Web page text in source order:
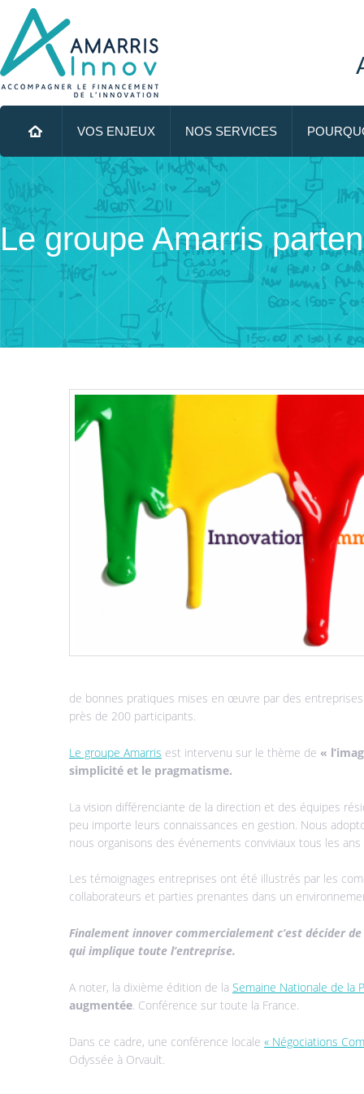
ALLER AU CONTENU PRINCIPAL
VOS ENJEUX NOS SERVICES
Le groupe Amarris
de France
de bonnes pratiques mises en œuvre par des
près de 200 participants.
Le groupe Amarris est intervenu sur le thème de «
simplicité et le pragmatisme.
La vision différenciante de la direction et des équipes
peu importe leurs connaissances en gestion. Nous
nous organisons des événements conviviaux tous les
Les témoignages entreprises ont été illustrés par les
collaborateurs et parties prenantes dans un
Finalement innover commercialement c’est décider
qui implique toute l’entreprise.
A noter, la dixième édition de la Semaine Nationale de la
augmentée . Conférence sur toute la France.
Dans ce cadre, une conférence locale « Négociations
Odyssée à Orvault.